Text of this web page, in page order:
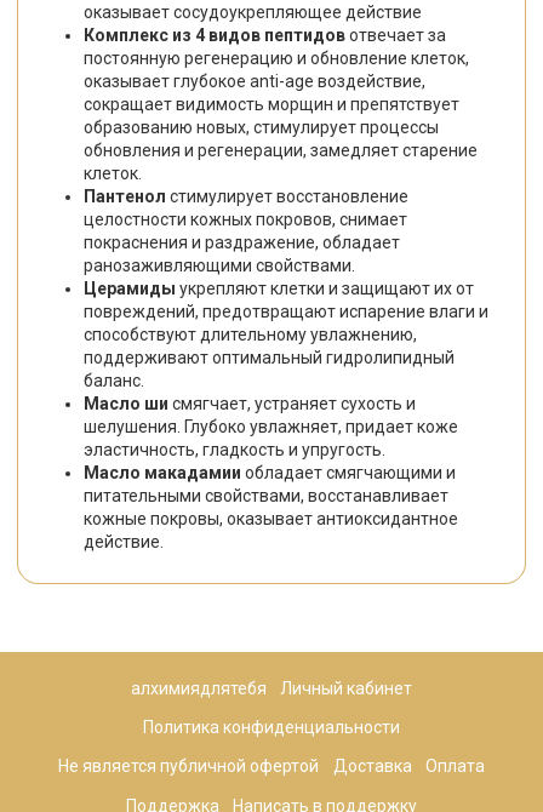
оказывает сосудоукрепляющее действие
Комплекс из 4 видов пептидовотвечает за
постоянную регенерацию и обновление клеток,
оказывает глубокое anti-age воздействие,
сокращает видимость морщин и препятствует
образованию новых, стимулирует процессы
обновления и регенерации, замедляет старение
клеток.
Пантенол стимулирует восстановление
целостности кожных покровов, снимает
покраснения и раздражение, обладает
ранозаживляющими свойствами.
Церамиды укрепляют клетки и защищают их от
повреждений, предотвращают испарение влаги и
способствуют длительному увлажнению,
поддерживают оптимальный гидролипидный
баланс.
Масло ши смягчает, устраняет сухость и
шелушения. Глубоко увлажняет, придает коже
эластичность, гладкость и упругость.
Масло макадамии обладает смягчающими и
питательными свойствами, восстанавливает
кожные покровы, оказывает антиоксидантное
действие.
алхимиядлятебя Личный кабинет
Политика конфиденциальности
Не является публичной офертой Доставка Оплата
Поддержка Написать в поддержку